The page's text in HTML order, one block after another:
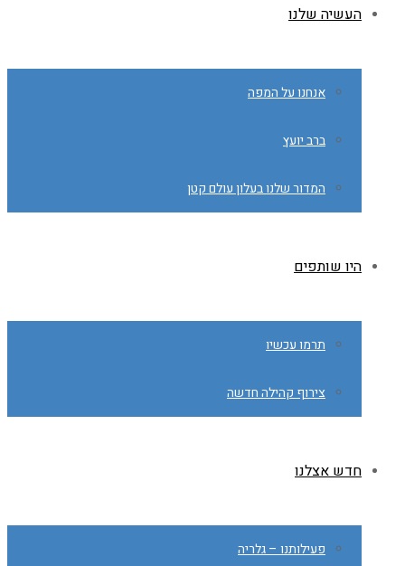
העשיה שלנו
אנחנו על המפה
ברב יועץ
המדור שלנו בעלון עולם קטן
היו שותפים
תרמו עכשיו
צירוף קהילה חדשה
חדש אצלנו
פעילותנו – גלריה